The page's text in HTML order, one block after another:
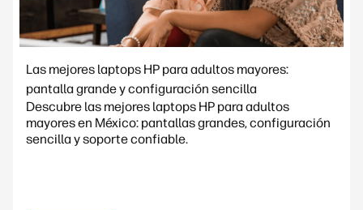
Las mejores laptops HP para adultos mayores:
pantalla grande y configuración sencilla
Descubre las mejores laptops HP para adultos
mayores en México: pantallas grandes, configuración
sencilla y soporte confiable.